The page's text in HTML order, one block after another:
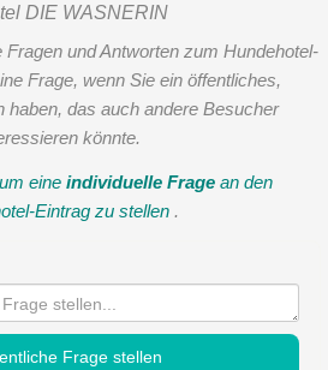
DIE WASNERIN
und Antworten zum Hundehotel-
Frage, wenn Sie ein öffentliches,
haben, das auch andere Besucher
könnte.
eineindividuelle Frage an den
Eintrag zu stellen .
Frage stellen